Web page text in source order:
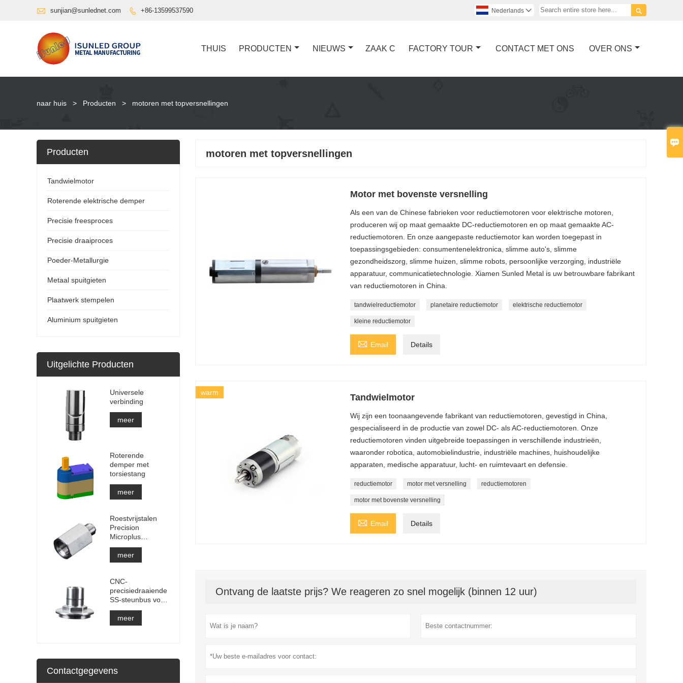

 sunjian@sunlednet.com  +86-13599537590 
Nederlands 
THUIS PRODUCTEN NIEUWS ZAAK C FACTORY TOUR CONTACT MET ONS OVER ONS
naar huis > Producten > motoren met topversnellingen
motoren met topversnellingen
Motor met bovenste versnelling
Als een van de Chinese fabrieken voor reductiemotoren voor elektrische motoren,
produceren wij op maat gemaakte DC-reductiemotoren en op maat gemaakte AC-
reductiemotoren. En onze aangepaste reductiemotor kan worden toegepast in
toepassingsgebieden: consumentenelektronica, slimme auto's, slimme
gezondheidszorg, slimme huizen, slimme robots, persoonlijke verzorging, industriële
apparatuur, communicatietechnologie. Xiamen Sunled Metal is uw betrouwbare fabrikant
van reductiemotoren in China.
tandwielreductiemotor planetaire reductiemotor elektrische reductiemotor
kleine reductiemotor
 Email Details
warm Tandwielmotor
Wij zijn een toonaangevende fabrikant van reductiemotoren, gevestigd in China,
gespecialiseerd in de productie van zowel DC- als AC-reductiemotoren. Onze
reductiemotoren vinden uitgebreide toepassingen in verschillende industrieën,
waaronder robotica, automobielindustrie, industriële machines, huishoudelijke
apparaten, medische apparatuur, lucht- en ruimtevaart en defensie.
reductiemotor motor met versnelling reductiemotoren
motor met bovenste versnelling
 Email Details
Ontvang de laatste prijs? We reageren zo snel mogelijk (binnen 12 uur)
Producten
Tandwielmotor
Roterende elektrische demper
Precisie freesproces
Precisie draaiproces
Poeder-Metallurgie
Metaal spuitgieten
Plaatwerk stempelen
Aluminium spuitgieten
Uitgelichte Producten
Universele
verbinding
meer
Roterende
demper met
torsiestang
meer
Roestvrijstalen
Precision
Microplus
terugslagklep
meer
CNC-
precisiedraaiende
SS-steunbus voor
waterpomp
meer
Contactgegevens